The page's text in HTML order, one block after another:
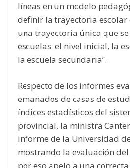
líneas en un modelo
definir la trayectoria
una trayectoria única que
escuelas: el nivel inicial, la
la escuela secundaria”.
Respecto de los informes
emanados de casas de
índices estadísticos del
provincial, la ministra
informe de la Universidad
mostrando la evaluación
por eso apelo a una